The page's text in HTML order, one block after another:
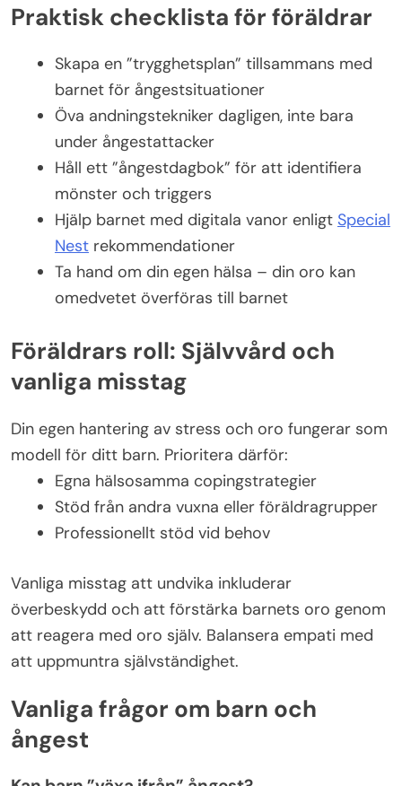
Praktisk checklista för föräldrar
Skapa en ”trygghetsplan” tillsammans med
barnet för ångestsituationer
Öva andningstekniker dagligen, inte bara
under ångestattacker
Håll ett ”ångestdagbok” för att identifiera
mönster och triggers
Hjälp barnet med digitala vanor enligt Special
Nest rekommendationer
Ta hand om din egen hälsa – din oro kan
omedvetet överföras till barnet
Föräldrars roll: Självvård och
vanliga misstag
Din egen hantering av stress och oro fungerar som
modell för ditt barn. Prioritera därför:
Egna hälsosamma copingstrategier
Stöd från andra vuxna eller föräldragrupper
Professionellt stöd vid behov
Vanliga misstag att undvika inkluderar
överbeskydd och att förstärka barnets oro genom
att reagera med oro själv. Balansera empati med
att uppmuntra självständighet.
Vanliga frågor om barn och
ångest